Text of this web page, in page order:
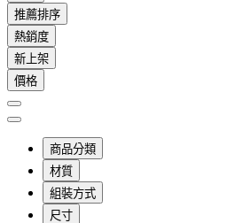
推薦排序
熱銷度
新上架
價格
商品分類
材質
組裝方式
尺寸